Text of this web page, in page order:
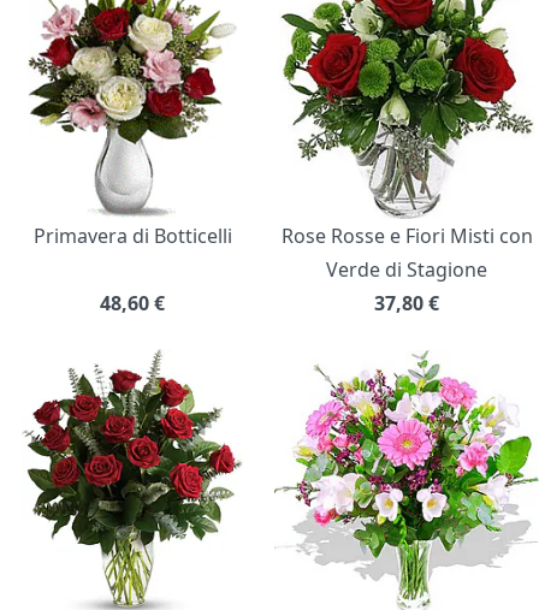
Primavera di Botticelli
48,60€
Rose Rosse e Fiori Misti con
Verde di Stagione
37,80€